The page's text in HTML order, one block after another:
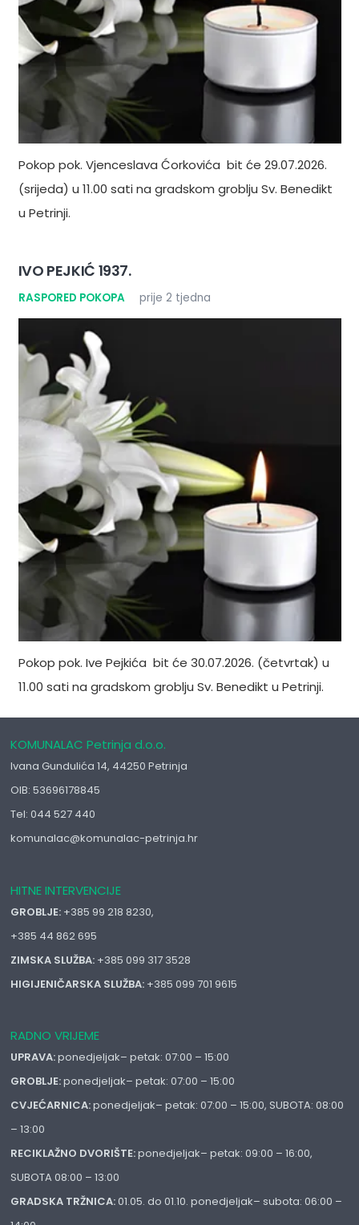
Pokop pok. Vjenceslava Ćorkovića bit će 29.07.2026.
(srijeda) u 11.00 sati na gradskom groblju Sv. Benedikt
u Petrinji.
IVO PEJKIĆ 1937.
RASPORED POKOPA prije 2 tjedna
Pokop pok. Ive Pejkića bit će 30.07.2026. (četvrtak) u
11.00 sati na gradskom groblju Sv. Benedikt u Petrinji.
KOMUNALAC Petrinja d.o.o.
Ivana Gundulića 14, 44250 Petrinja
OIB: 53696178845
Tel: 044 527 440
komunalac@komunalac-petrinja.hr
HITNE INTERVENCIJE
GROBLJE: +385 99 218 8230,
+385 44 862 695
ZIMSKA SLUŽBA: +385 099 317 3528
HIGIJENIČARSKA SLUŽBA: +385 099 701 9615
RADNO VRIJEME
UPRAVA:ponedjeljak– petak: 07:00 – 15:00
GROBLJE:ponedjeljak– petak: 07:00 – 15:00
CVJEĆARNICA:ponedjeljak– petak: 07:00 – 15:00, SUBOTA: 08:00
– 13:00
RECIKLAŽNO DVORIŠTE:ponedjeljak– petak: 09:00 – 16:00,
SUBOTA 08:00 – 13:00
GRADSKA TRŽNICA:01.05. do 01.10. ponedjeljak– subota: 06:00 –